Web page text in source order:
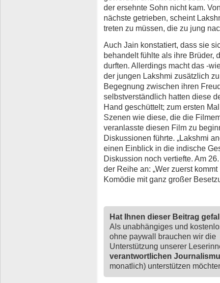
der ersehnte Sohn nicht kam.
nächste getrieben, scheint
treten zu müssen, die zu jung
Auch Jain konstatiert, dass sie
behandelt fühlte als ihre Brüder,
durften. Allerdings macht das -
der jungen Lakshmi zusätzlich
Begegnung zwischen ihren
selbstverständlich hatten diese
Hand geschüttelt; zum ersten
Szenen wie diese, die die
veranlasste diesen Film zu
Diskussionen führte. „Lakshmi
einen Einblick in die indische
Diskussion noch vertiefte. Am
der Reihe an: „Wer zuerst
Komödie mit ganz großer
Hat Ihnen dieser Beitrag
Als unabhängiges und
ohne paywall brauchen wir die
Unterstützung unserer
verantwortlichen
monatlich) unterstützen